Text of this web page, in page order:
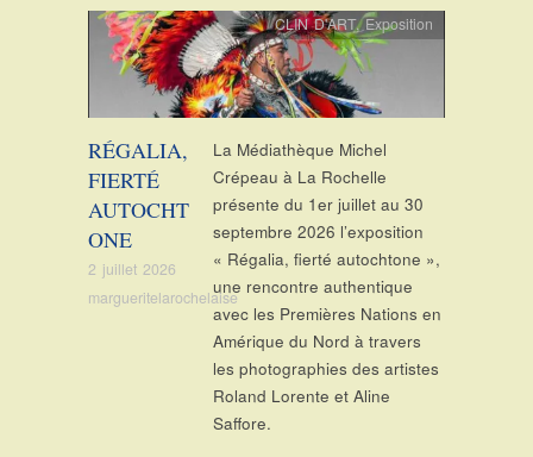
RÉGALIA,
FIERTÉ
AUTOCHT
ONE
2 juillet 2026
margueritelarochelaise
CLIN D'ART,Exposition
La Médiathèque Michel
Crépeau à La Rochelle
présente du 1er juillet au 30
septembre 2026 l’exposition
« Régalia, fierté autochtone »,
une rencontre authentique
avec les Premières Nations en
Amérique du Nord à travers
les photographies des artistes
Roland Lorente et Aline
Saffore.